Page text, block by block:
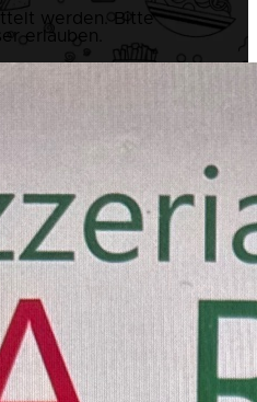
werden. Bitte
erlauben.